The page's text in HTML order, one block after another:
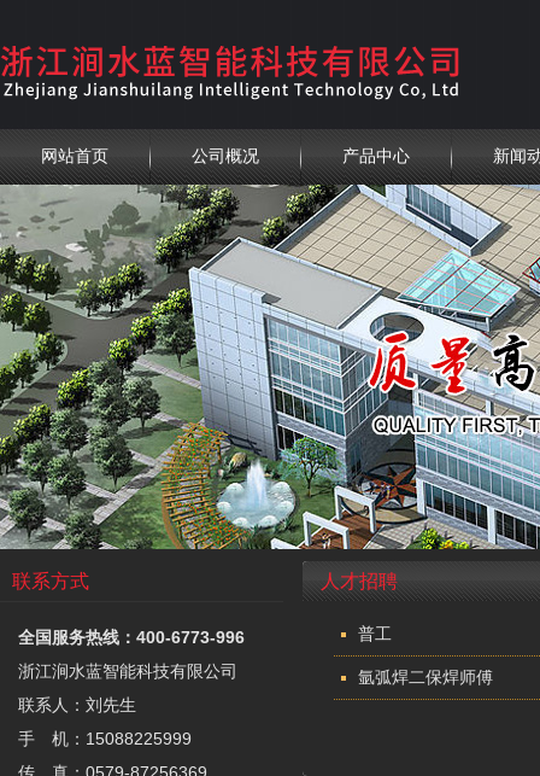
网站首页 公司概况 产品中心 新闻
联系方式
全国服务热线：400-6773-996
浙江涧水蓝智能科技有限公司
联系人：刘先生
手 机：15088225999
人才招聘
普工
氩弧焊二保焊师傅